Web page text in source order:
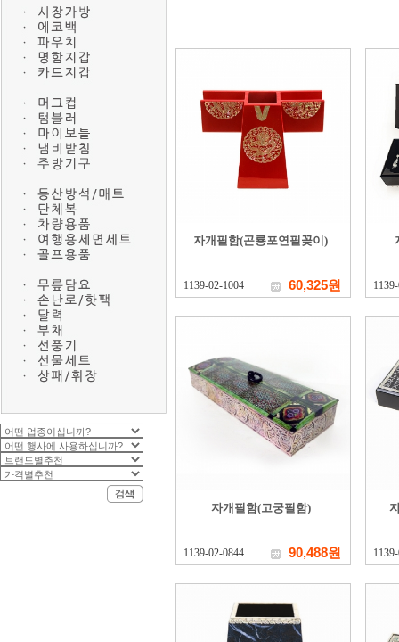
자개필함(곤룡포연필꽂이)
1139-02-1004 60,325원
자개필함(고궁필함)
1139-02-0844 90,488원